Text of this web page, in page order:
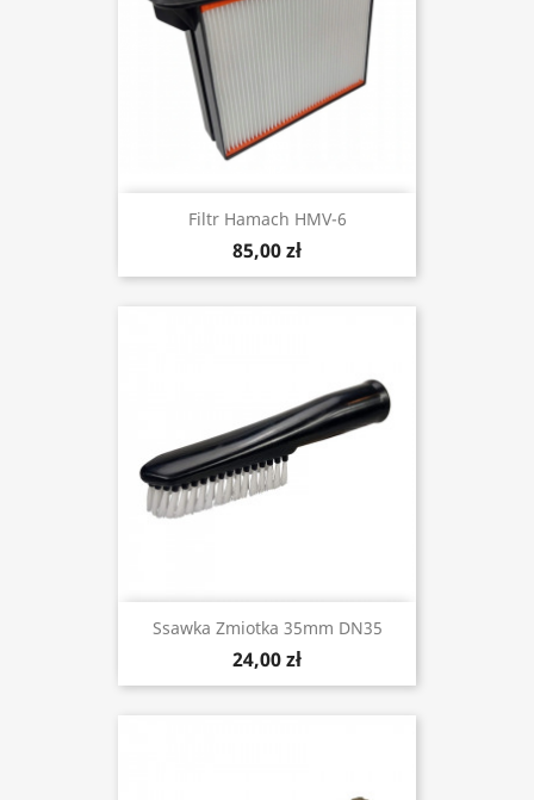
Filtr Hamach HMV-6
85,00 zł
Ssawka Zmiotka 35mm DN35
24,00 zł